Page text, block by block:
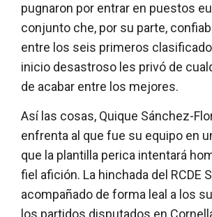
pugnaron por entrar en puestos
conjunto che, por su parte,
entre los seis primeros
inicio desastroso les privó de
de acabar entre los mejores.
Así las cosas, Quique Sánchez-
enfrenta al que fue su equipo en
que la plantilla perica intentará
fiel afición. La hinchada del RCDE
acompañado de forma leal a los